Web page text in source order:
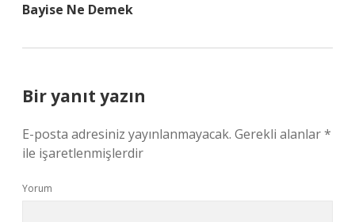
Bayise Ne Demek
Bir yanıt yazın
E-posta adresiniz yayınlanmayacak. Gerekli alanlar*
ile işaretlenmişlerdir
Yorum